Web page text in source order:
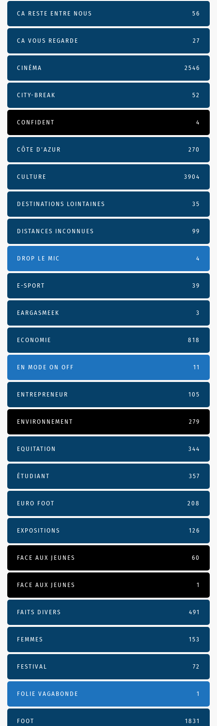
CA RESTE ENTRE NOUS 56
CA VOUS REGARDE 27
CINÉMA 2546
CITY-BREAK 52
CONFIDENT 4
CÔTE D’AZUR 270
CULTURE 3904
DESTINATIONS LOINTAINES 35
DISTANCES INCONNUES 99
DROP LE MIC 4
E-SPORT 39
EARGASMEEK 3
ECONOMIE 818
EN MODE ON OFF 11
ENTREPRENEUR 105
ENVIRONNEMENT 279
EQUITATION 344
ÉTUDIANT 357
EURO FOOT 208
EXPOSITIONS 126
FACE AUX JEUNES 60
FACE AUX JEUNES 1
FAITS DIVERS 491
FEMMES 153
FESTIVAL 72
FOLIE VAGABONDE 1
FOOT 1831